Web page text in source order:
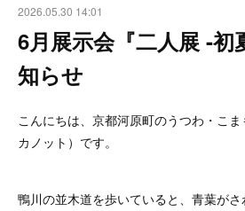
2026.05.30 14:01
6月展示会『二人展 -初
知らせ
こんにちは、京都河原町のうつわ・こ
カノット）です。
鴨川の並木道を歩いていると、青葉が